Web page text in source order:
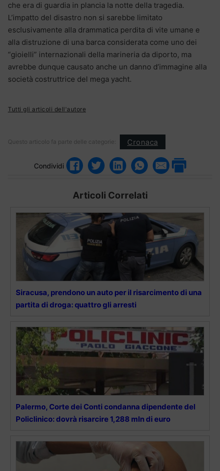
che era di guardia in plancia la notte della tragedia.
L’impatto del disastro non si sarebbe limitato
esclusivamente alla drammatica perdita di vite umane e
alla distruzione di una barca considerata come uno dei
“gioielli” internazionali della marineria da diporto, ma
avrebbe dunque causato anche un danno d’immagine alla
società costruttrice del mega yacht.
Tutti gli articoli dell'autore
Questo articolo fa parte delle categorie: Cronaca
Condividi
Articoli Correlati
Siracusa, prendono un auto per il risarcimento di una
partita di droga: quattro gli arresti
Palermo, Corte dei Conti condanna dipendente del
Policlinico: dovrà risarcire 1,288 mln di euro